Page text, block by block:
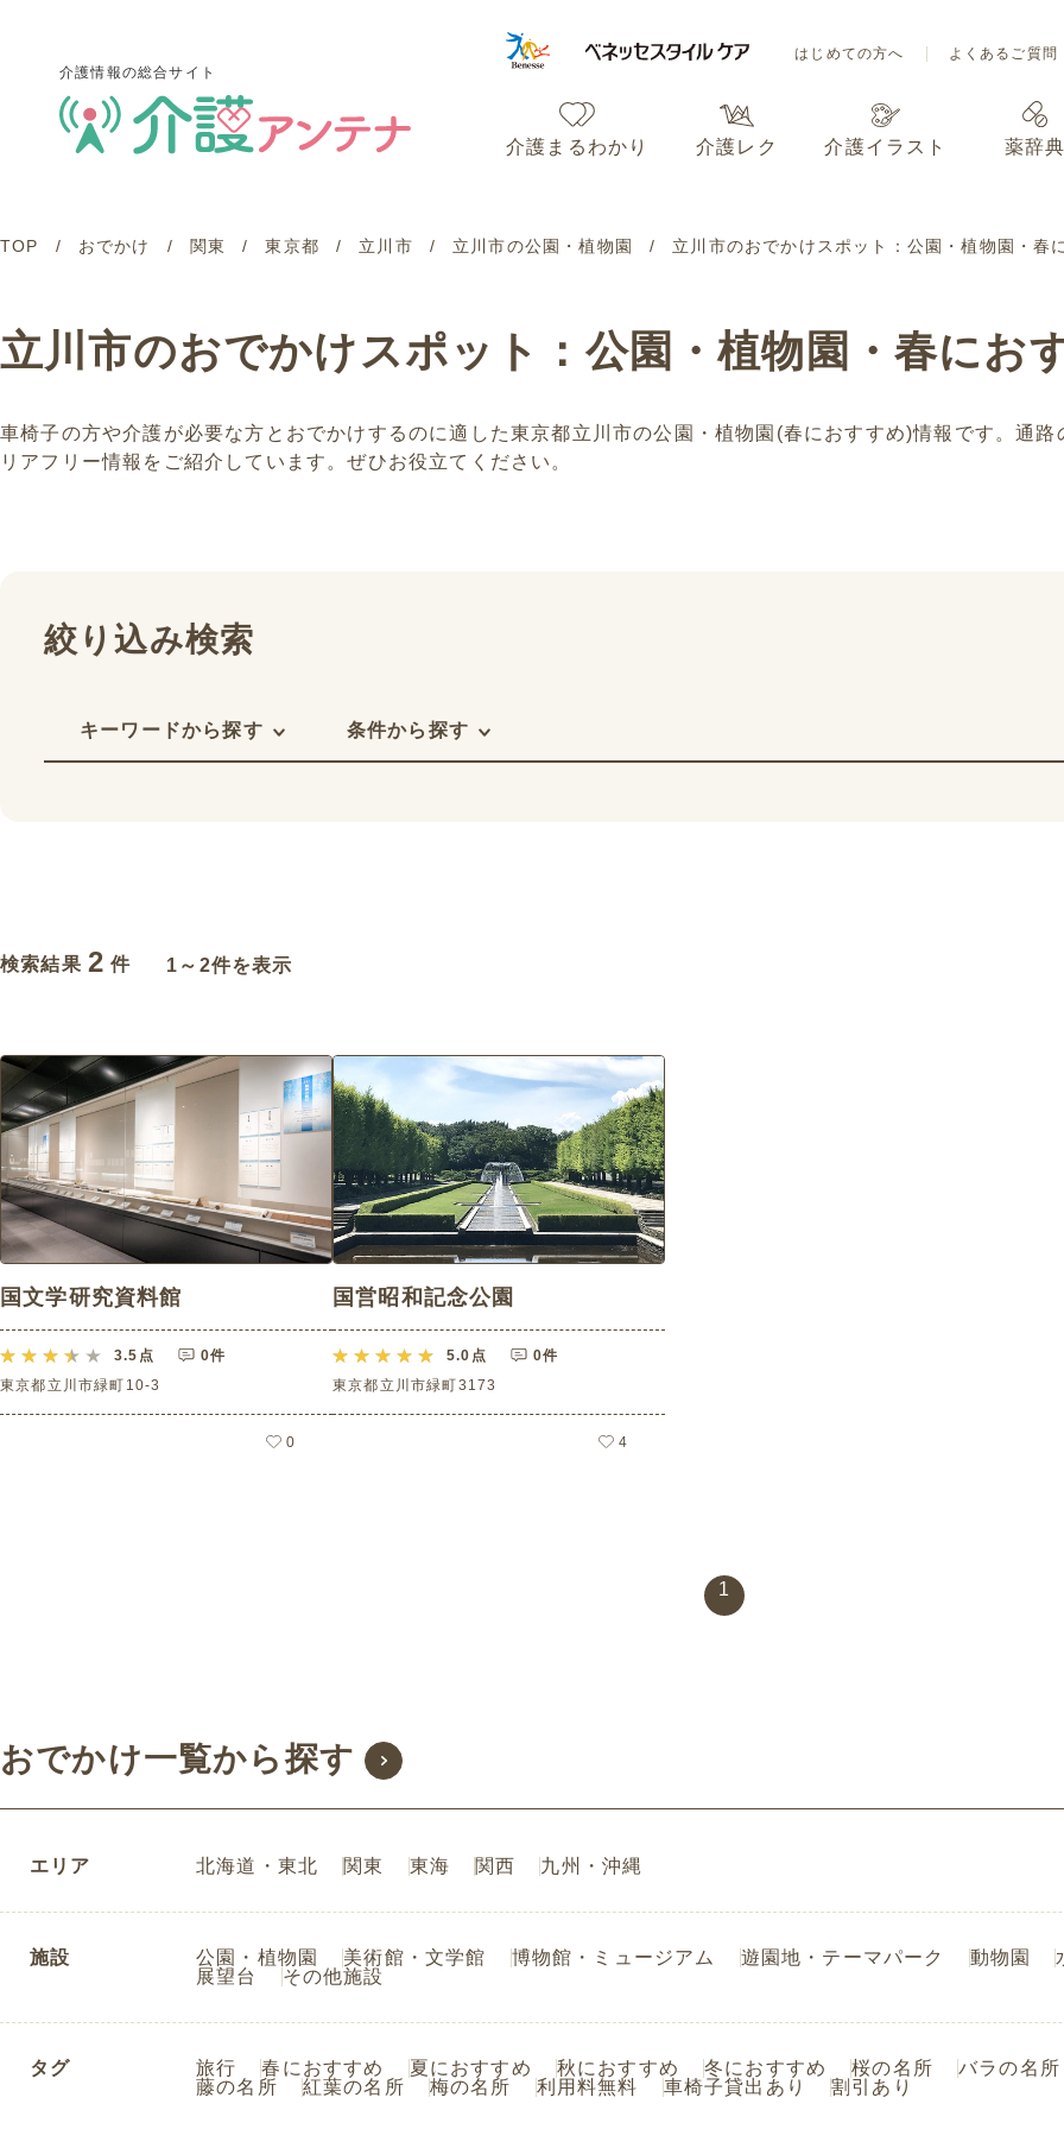
介護情報の総合サイト
はじめての方へ よくあるご質問
介護まるわかり 介護レク 介護イラスト 薬辞
介護情報の総合サイト
介護まるわかり 介護レク 介護イラスト
TOP おでかけ 関東 東京都 立川市 立川市の公園・植物園 立川市のおでかけスポット：公園・植物園・春
立川市のおでかけスポット：公園・植物園・春にお
車椅子の方や介護が必要な方とおでかけするのに適した東京都立川市の公園・植物園(春におすすめ)情報です。通
リアフリー情報をご紹介しています。ぜひお役立てください。
絞り込み検索
キーワードから探す 条件から探す
検索結果 2 件 1～2件を表示
国文学研究資料館
3.5 点
0件
東京都立川市緑町10-3
0
国営昭和記念公園
5.0 点
0件
東京都立川市緑町3173
4
1
おでかけ一覧から探す
エリア 北海道・東北 関東 東海 関西 九州・沖縄
施設 公園・植物園 美術館・文学館 博物館・ミュージアム 遊園地・テーマパーク 動物園
展望台
その他施設
タグ 旅行 春におすすめ 夏におすすめ 秋におすすめ 冬におすすめ 桜の名所
バラの名所
藤の名所
紅葉の名所 梅の名所 利用料無料 車椅子貸出あり 割引あり